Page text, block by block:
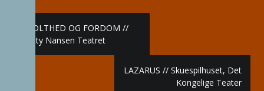
Indlægsnavigation
STOLTHED OG FORDOM //
Betty Nansen Teatret
LAZARUS // Skuespilhuset, Det
Kongelige Teater